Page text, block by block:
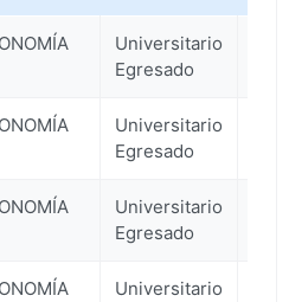
Universitario
Egresado
Universitario
Egresado
Universitario
Egresado
Universitario